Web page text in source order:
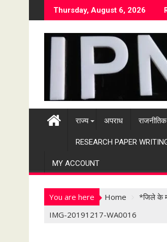
k
Thursday, August 6, 2026
राज्य अपराध राजनीतिक
RESEARCH PAPER
MY ACCOUNT
You are here Home
*जिले के
IMG-20191217-WA0016